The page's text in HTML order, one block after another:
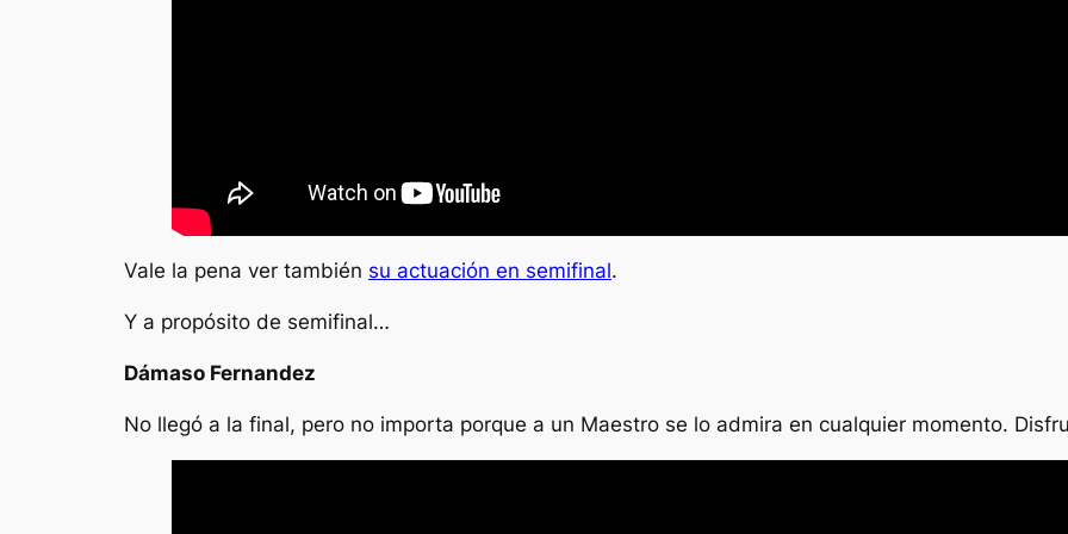
Vale la pena ver también su actuación en semifinal.
Y a propósito de semifinal…
Dámaso Fernandez
No llegó a la final, pero no importa porque a un Maestro se lo admira en cualquier momento.